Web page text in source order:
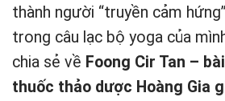
thành người “truyền cảm hứng”
trong câu lạc bộ yoga của
chia sẻ về Foong Cir Tan – bài
thuốc thảo dược Hoàng Gia